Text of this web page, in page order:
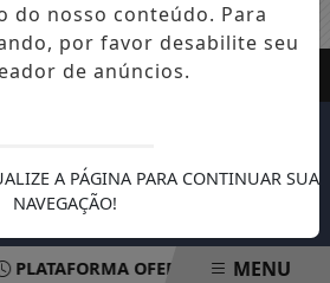
OFERECE ESCUTA EM
MENU
do nosso conteúdo. Para
por favor desabilite seu
de anúncios.
A PÁGINA PARA CONTINUAR SUA
NAVEGAÇÃO!